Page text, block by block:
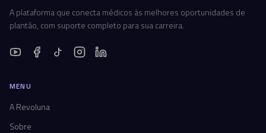
A plataforma que conecta médicos às melhores oportunidades de
plantão, com suporte completo para sua carreira.
MENU
A Revoluna
Sobre